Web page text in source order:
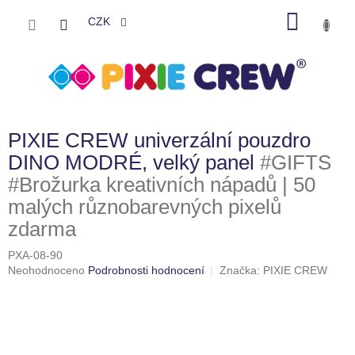
CZK
PIXIE CREW univerzální pouzdro
DINO MODRÉ, velký panel #GIFTS
#Brožurka kreativních nápadů | 50
malých různobarevných pixelů
zdarma
PXA-08-90
Průměrné
Neohodnoceno Podrobnosti hodnocení Značka: PIXIE CREW